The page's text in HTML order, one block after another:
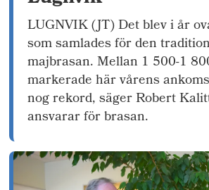
LUGNVIK (JT) Det blev i år
som samlades för den
majbrasan. Mellan 1 500-1
markerade här vårens
nog rekord, säger Robert
ansvarar för brasan.